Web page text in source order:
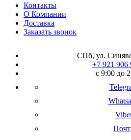
Контакты
О Компании
Доставка
Заказать звонок
СПб, ул.
+7 921 906
с 9:00 до